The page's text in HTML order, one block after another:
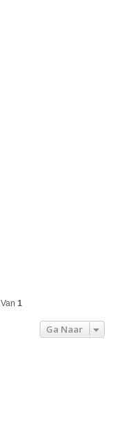
Van 1
Ga Naar